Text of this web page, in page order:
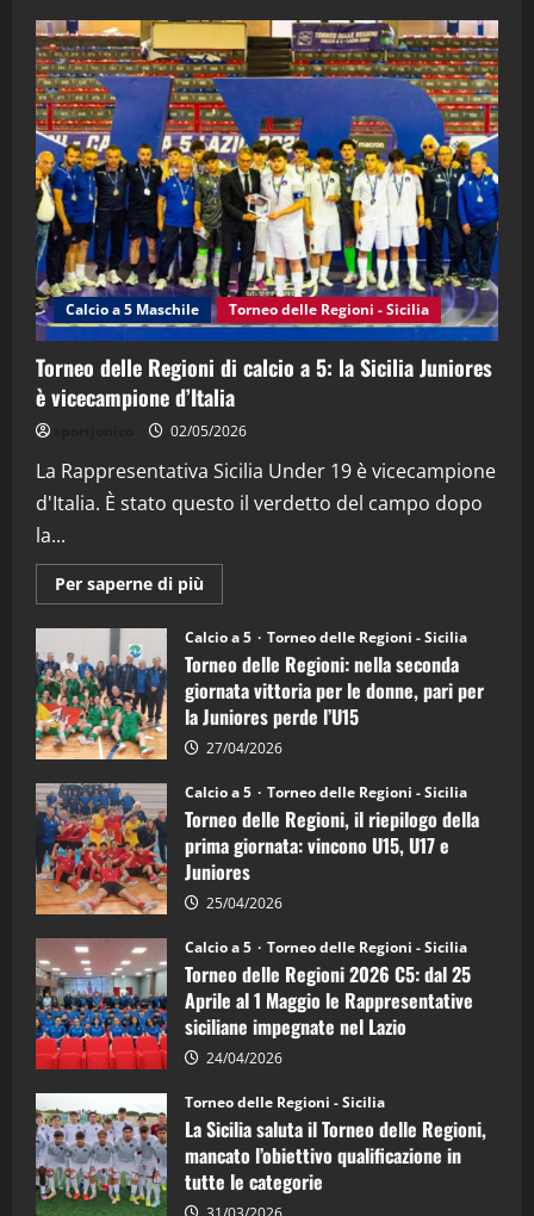
2
3
"SportEmpire" in Podcast
“SportEmpire” in Podcast: 28^ Puntata
(Martedi 21 Aprile 2026)
21/04/2026
4
"SportEmpire" in Podcast Sport News
“SportEmpire” in Podcast: 27^ Puntata
(Martedi 14 Aprile 2026)
15/04/2026
"SportEmpire" in Podcast
“SportEmpire” in Podcast: 26^ Puntata
08/04/2026
Calcio a 5 Maschile Torneo delle Regioni - Sicilia
Torneo delle Regioni di calcio a 5: la Sicilia Juniores
è vicecampione d’Italia
02/05/2026
La Rappresentativa Sicilia Under 19 è vicecampione
d'Italia. È stato questo il verdetto del campo dopo
la...
Per saperne di più
informazioni
Torneo
delle
Regioni
di
calcio
a
5:
la
Juniores
è
vicecampione
d’Italia
Calcio a 5 Torneo delle Regioni - Sicilia
Torneo delle Regioni: nella seconda
giornata vittoria per le donne, pari per
la Juniores perde l’U15
27/04/2026
Calcio a 5 Torneo delle Regioni - Sicilia
Torneo delle Regioni, il riepilogo della
prima giornata: vincono U15, U17 e
Juniores
25/04/2026
Calcio a 5 Torneo delle Regioni - Sicilia
Torneo delle Regioni 2026 C5: dal 25
Aprile al 1 Maggio le Rappresentative
siciliane impegnate nel Lazio
24/04/2026
Torneo delle Regioni - Sicilia
La Sicilia saluta il Torneo delle Regioni,
mancato l’obiettivo qualificazione in
tutte le categorie